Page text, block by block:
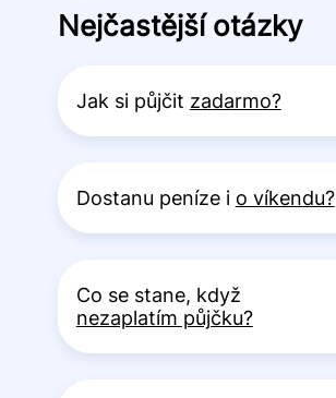
Nejčastější otázky
Jak si půjčit zadarmo?
Dostanu peníze i o víkendu?
Co se stane, když
nezaplatím půjčku?